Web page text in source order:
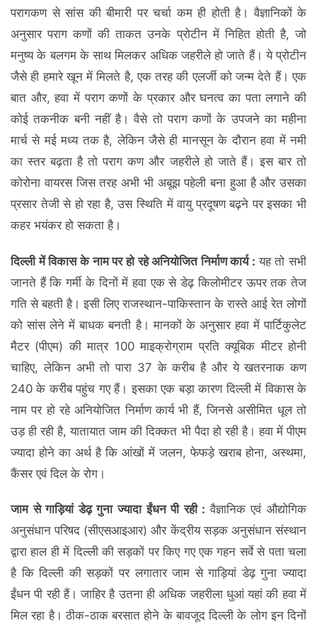
परागकण से सांस की बीमारी पर चर्चा कम ही होती है। वैज्ञानिकों के
अनुसार पराग कणों की ताकत उनके प्रोटीन में निहित होती है, जो
मनुष्य के बलगम के साथ मिलकर अधिक जहरीले हो जाते हैं। ये प्रोटीन
जैसे ही हमारे खून में मिलते है, एक तरह की एलर्जी को जन्म देते हैं। एक
बात और, हवा में पराग कणों के प्रकार और घनत्व का पता लगाने की
कोई तकनीक बनी नहीं है। वैसे तो पराग कणों के उपजने का महीना
मार्च से मई मध्य तक है, लेकिन जैसे ही मानसून के दौरान हवा में नमी
का स्तर बढ़ता है तो पराग कण और जहरीले हो जाते हैं। इस बार तो
कोरोना वायरस जिस तरह अभी भी अबूझ पहेली बना हुआ है और उसका
प्रसार तेजी से हो रहा है, उस स्थिति में वायु प्रदूषण बढ़ने पर इसका भी
कहर भयंकर हो सकता है।
दिल्ली में विकास के नाम पर हो रहे अनियोजित निर्माण कार्य :यह तो सभी
जानते हैं कि गर्मी के दिनों में हवा एक से डेढ़ किलोमीटर ऊपर तक तेज
गति से बहती है। इसी लिए राजस्थान-पाकिस्तान के रास्ते आई रेत लोगों
को सांस लेने में बाधक बनती है। मानकों के अनुसार हवा में पार्टिकुलेट
मैटर (पीएम) की मात्र 100 माइक्रोग्राम प्रति क्यूबिक मीटर होनी
चाहिए, लेकिन अभी तो पारा 37 के करीब है और ये खतरनाक कण
240 के करीब पहुंच गए हैं। इसका एक बड़ा कारण दिल्ली में विकास के
नाम पर हो रहे अनियोजित निर्माण कार्य भी हैं, जिनसे असीमित धूल तो
उड़ ही रही है, यातायात जाम की दिक्कत भी पैदा हो रही है। हवा में पीएम
ज्यादा होने का अर्थ है कि आंखों में जलन, फेफड़े खराब होना, अस्थमा,
कैंसर एवं दिल के रोग।
जाम से गाड़ियां डेढ़ गुना ज्यादा ईंधन पी रही :वैज्ञानिक एवं औद्योगिक
अनुसंधान परिषद (सीएसआइआर) और केंद्रीय सड़क अनुसंधान संस्थान
द्वारा हाल ही में दिल्ली की सड़कों पर किए गए एक गहन सर्वे से पता चला
है कि दिल्ली की सड़कों पर लगातार जाम से गाड़ियां डेढ़ गुना ज्यादा
ईंधन पी रही हैं। जाहिर है उतना ही अधिक जहरीला धुआं यहां की हवा में
मिल रहा है। ठीक-ठाक बरसात होने के बावजूद दिल्ली के लोग इन दिनों